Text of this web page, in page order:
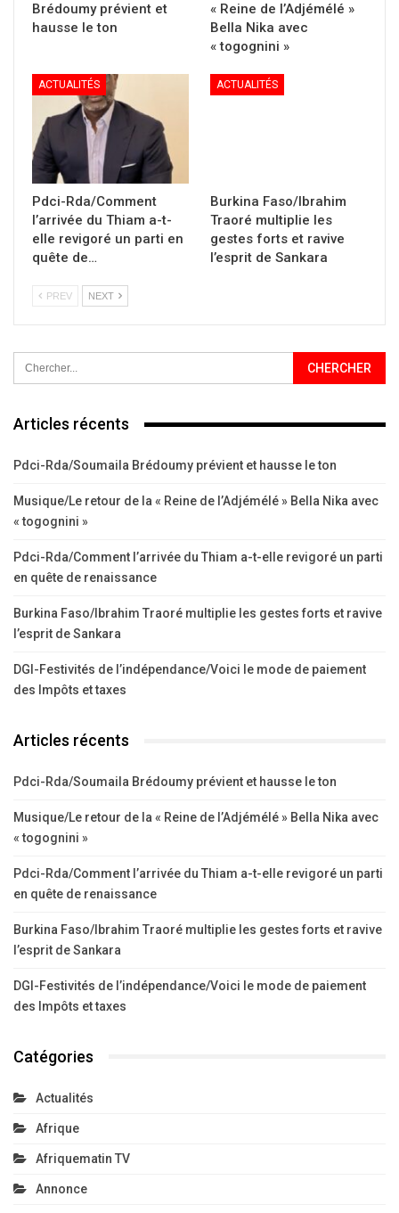
Brédoumy prévient et
hausse le ton
« Reine de l’Adjémélé »
Bella Nika avec
« togognini »
ACTUALITÉS
Pdci-Rda/Comment
l’arrivée du Thiam a-t-
elle revigoré un parti en
quête de…
ACTUALITÉS
Burkina Faso/Ibrahim
Traoré multiplie les
gestes forts et ravive
l’esprit de Sankara
PREV NEXT
Articles récents
Pdci-Rda/Soumaila Brédoumy prévient et hausse le ton
Musique/Le retour de la « Reine de l’Adjémélé » Bella Nika avec
« togognini »
Pdci-Rda/Comment l’arrivée du Thiam a-t-elle revigoré un parti
en quête de renaissance
Burkina Faso/Ibrahim Traoré multiplie les gestes forts et ravive
l’esprit de Sankara
DGI-Festivités de l’indépendance/Voici le mode de paiement
des Impôts et taxes
Articles récents
Pdci-Rda/Soumaila Brédoumy prévient et hausse le ton
Musique/Le retour de la « Reine de l’Adjémélé » Bella Nika avec
« togognini »
Pdci-Rda/Comment l’arrivée du Thiam a-t-elle revigoré un parti
en quête de renaissance
Burkina Faso/Ibrahim Traoré multiplie les gestes forts et ravive
l’esprit de Sankara
DGI-Festivités de l’indépendance/Voici le mode de paiement
des Impôts et taxes
Catégories
Actualités
Afrique
Afriquematin TV
Annonce